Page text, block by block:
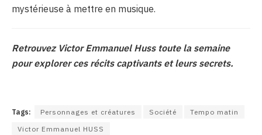
mystérieuse à mettre en musique.
Retrouvez Victor Emmanuel Huss toute la semaine
pour explorer ces récits captivants et leurs secrets.
Tags: Personnages et créatures Société
Tempo matin
Victor Emmanuel HUSS